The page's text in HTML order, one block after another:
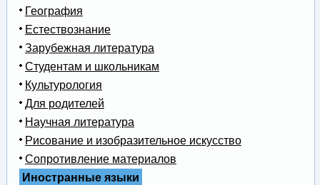
География
Естествознание
Зарубежная литература
Студентам и школьникам
Культурология
Для родителей
Научная литература
Рисование и изобразительное искусство
Сопротивление материалов
Иностранные языки